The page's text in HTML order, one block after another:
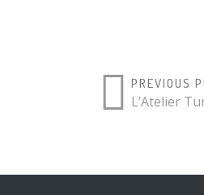
PREVIOUS
L’Atelier